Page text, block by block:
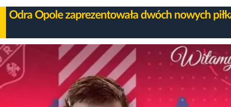
Odra Opole zaprezentowała dwóch nowych